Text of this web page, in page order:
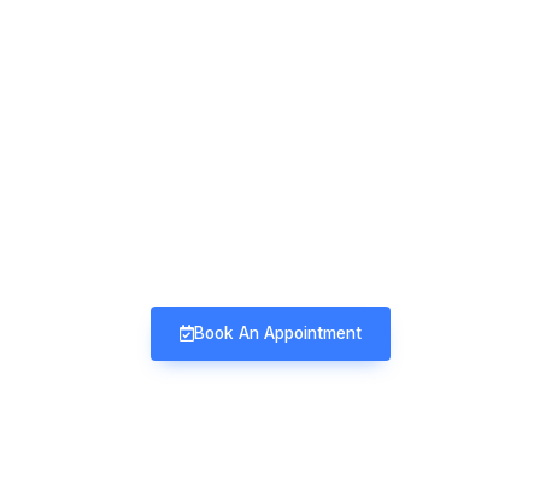
Book An Appointment